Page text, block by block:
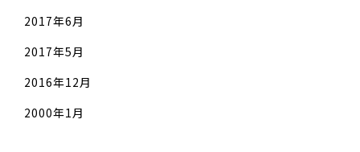
2017年6月
2017年5月
2016年12月
2000年1月